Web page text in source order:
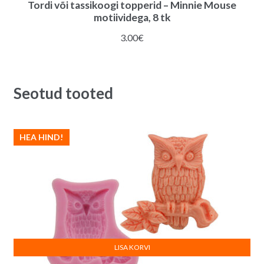
Tordi või tassikoogi topperid – Minnie Mouse
motiividega, 8 tk
3.00€
Seotud tooted
HEA HIND!
LISA KORVI